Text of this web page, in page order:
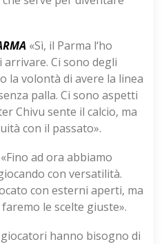
«Sì, il Parma l‘ho
Ci sono degli
la volontà di avere la linea
palla. Ci sono aspetti
Chivu sente il calcio, ma
con il passato».
ad ora abbiamo
con versatilità.
con esterni aperti, ma
le scelte giuste».
giocatori hanno bisogno di